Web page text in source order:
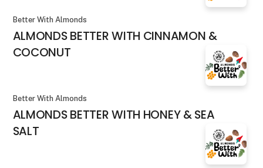
Better With Almonds
ALMONDS BETTER WITH CINNAMON &
COCONUT
Better With Almonds
ALMONDS BETTER WITH HONEY & SEA
SALT